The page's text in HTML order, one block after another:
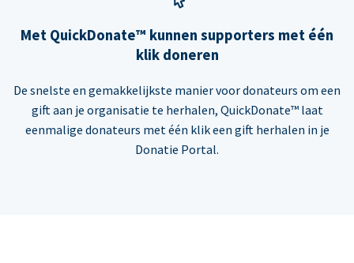
Met QuickDonate™ kunnen supporters met één
klik doneren
De snelste en gemakkelijkste manier voor donateurs om een
gift aan je organisatie te herhalen, QuickDonate™ laat
eenmalige donateurs met één klik een gift herhalen in je
Donatie Portal.